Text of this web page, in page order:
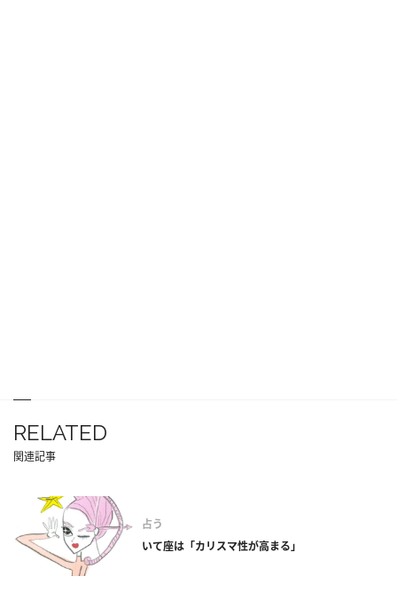
RELATED
関連記事
占う
いて座は「カリスマ性が高まる」